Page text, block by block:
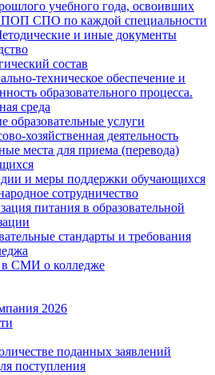
учебного года, освоивших
СПО по каждой специальности
и иные документы
состав
техническое обеспечение и
образовательного процесса.
среда
образовательные услуги
хозяйственная деятельность
места для приема (перевода)
и меры поддержки обучающихся
сотрудничество
питания в образовательной
стандарты и требования
СМИ о колледже
2026
поданных заявлений
поступления